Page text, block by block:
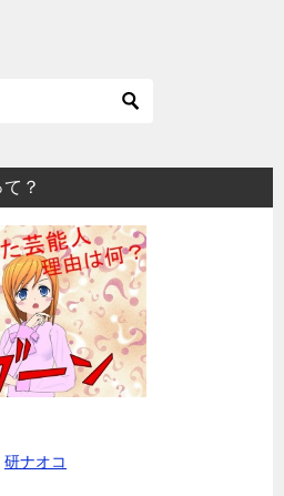
？
研ナオコ